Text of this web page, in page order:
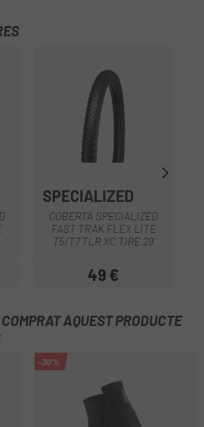
SPECIALIZED
COBERTA SPECIALIZED
FAST TRAK FLEX LITE
T5/T7 TLR XC TIRE 29
Preu
49 €
AQUEST PRODUCTE
-30%